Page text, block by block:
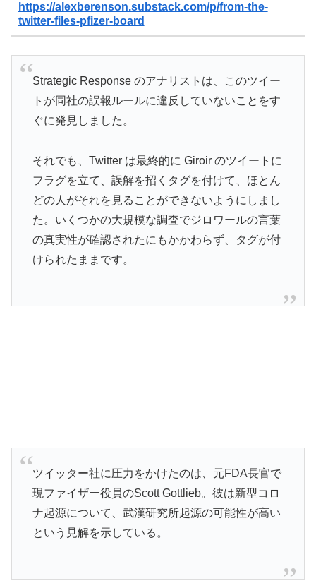
https://alexberenson.substack.com/p/from-the-
twitter-files-pfizer-board
Strategic Response のアナリストは、このツイー
トが同社の誤報ルールに違反していないことをす
ぐに発見しました。
それでも、Twitter は最終的に Giroir のツイートに
フラグを立て、誤解を招くタグを付けて、ほとん
どの人がそれを見ることができないようにしまし
た。いくつかの大規模な調査でジロワールの言葉
の真実性が確認されたにもかかわらず、タグが付
けられたままです。
ツイッター社に圧力をかけたのは、元FDA長官で
現ファイザー役員のScott Gottlieb。彼は新型コロ
ナ起源について、武漢研究所起源の可能性が高い
という見解を示している。